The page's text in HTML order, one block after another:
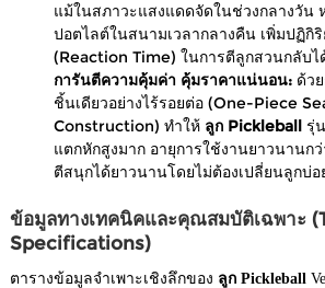
แม้ในสภาวะแสงแดดจัดในช่วงกลางวัน
ปอตไลต์ในสนามเวลากลางคืน เพิ่มปฏิกิ
(Reaction Time) ในการตีลูกสวนกลับไ
การันตีความคุ้มค่า คุ้มราคาแน่นอน: ด้ว
ชิ้นเดียวอย่างไร้รอยต่อ (One-Piece
Construction) ทำให้ ลูก Pickleball รุ่
แตกหักสูงมาก อายุการใช้งานยาวนานก
ตีสนุกได้ยาวนานโดยไม่ต้องเปลี่ยนลูกบ่อ
ข้อมูลทางเทคนิคและคุณสมบัติเฉพาะ
Specifications)
ตารางข้อมูลจำเพาะเชิงลึกของ ลูก Pickleball